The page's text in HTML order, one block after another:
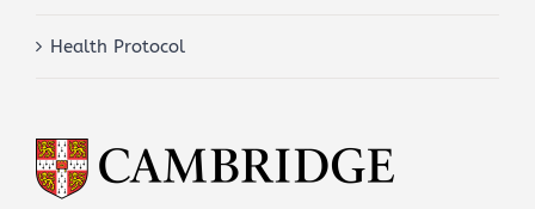
Health Protocol